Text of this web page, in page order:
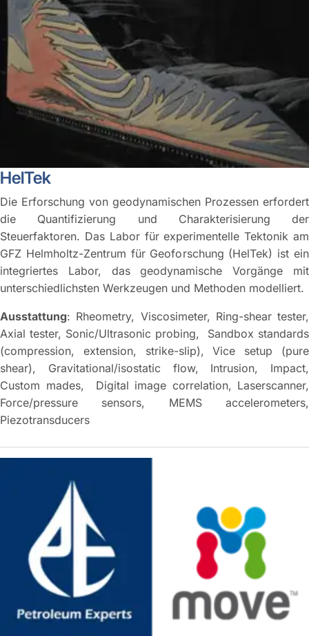
HelTek
Die Erforschung von geodynamischen Prozessen erfordert
die Quantifizierung und Charakterisierung der
Steuerfaktoren. Das Labor für experimentelle Tektonik am
GFZ Helmholtz-Zentrum für Geoforschung (HelTek) ist ein
integriertes Labor, das geodynamische Vorgänge mit
unterschiedlichsten Werkzeugen und Methoden modelliert.
Ausstattung: Rheometry, Viscosimeter, Ring-shear tester,
Axial tester, Sonic/Ultrasonic probing, Sandbox standards
(compression, extension, strike-slip), Vice setup (pure
shear), Gravitational/isostatic flow, Intrusion, Impact,
Custom mades, Digital image correlation, Laserscanner,
Force/pressure sensors, MEMS accelerometers,
Piezotransducers